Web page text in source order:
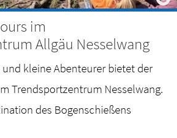
im
Allgäu Nesselwang
und kleine Abenteurer bietet der
Trendsportzentrum Nesselwang.
des Bogenschießens